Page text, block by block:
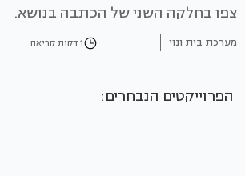
צפו בחלקה השני של הכתבה בנושא.
מערכת בית ונוי 1 דקות קריאה
הפרוייקטים הנבחרים: